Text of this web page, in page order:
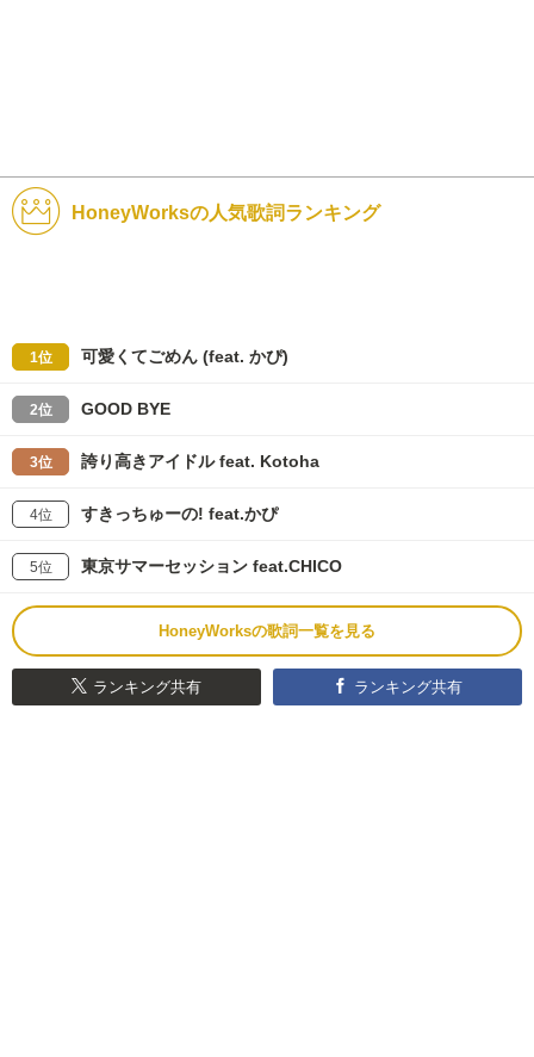
HoneyWorksの人気歌詞ランキング
1位 可愛くてごめん (feat. かぴ)
2位 GOOD BYE
3位 誇り高きアイドル feat. Kotoha
4位 すきっちゅーの! feat.かぴ
5位 東京サマーセッション feat.CHICO
HoneyWorksの歌詞一覧を見る
ランキング共有 ランキング共有